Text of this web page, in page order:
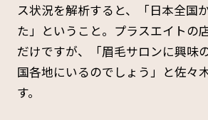
ス状況を解析すると、「日本全国
た」ということ。プラスエイトの
だけですが、「眉毛サロンに興味
国各地にいるのでしょう」と佐々
す。